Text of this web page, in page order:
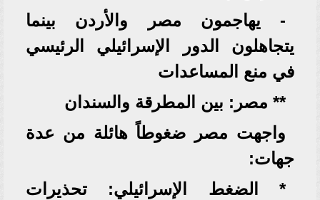
- يهاجمون مصر والأردن بينما
يتجاهلون الدور الإسرائيلي الرئيسي
في منع المساعدات
** مصر: بين المطرقة والسندان
واجهت مصر ضغوطاً هائلة من عدة
جهات:
* الضغط الإسرائيلي: تحذيرات